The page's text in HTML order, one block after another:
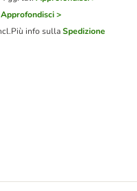
Approfondisci >
Più info sullaSpedizione